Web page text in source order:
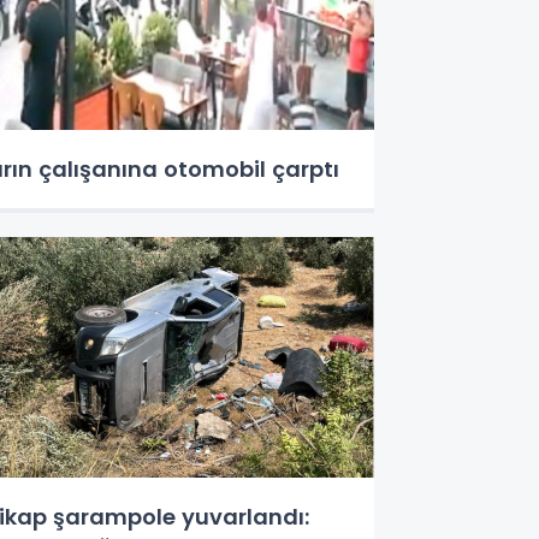
çalışanına otomobil çarptı
şarampole yuvarlandı: